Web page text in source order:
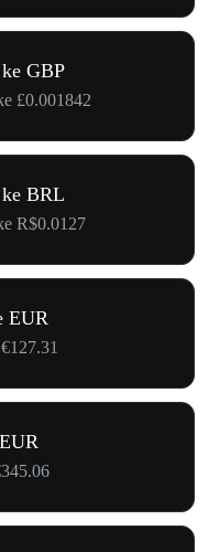
GBP
£0.001842
BRL
R$0.0127
EUR